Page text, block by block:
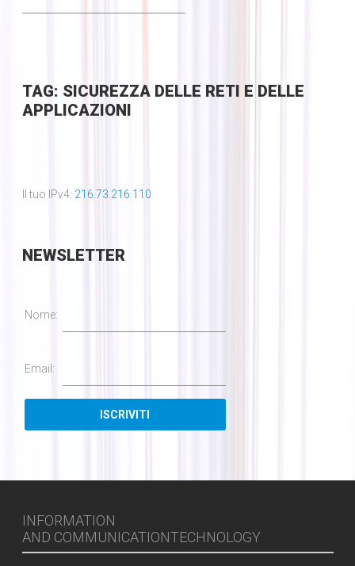
TAG: SICUREZZA DELLE RETI E DELLE
APPLICAZIONI
Il tuo IPv4: 216.73.216.110
NEWSLETTER
Nome:
Email:
INFORMATION
AND COMMUNICATIONTECHNOLOGY